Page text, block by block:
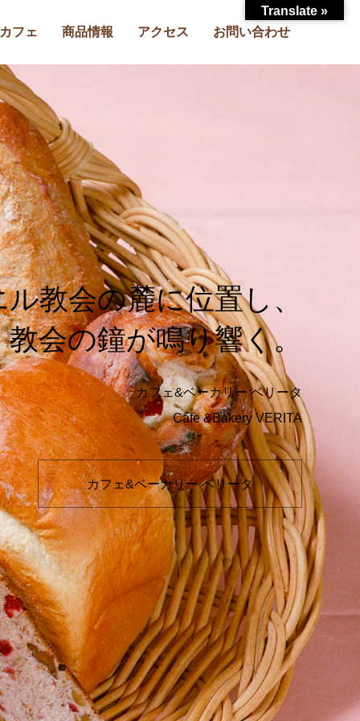
カフェ 商品情報 アクセス お問い合わせ
教会の麓に位置し、
教会の鐘が鳴り響く。
カフェ&ベーカリー ベリータ
Cafe &Bakery VERITA
カフェ&ベーカリー ベリータ
Translate »